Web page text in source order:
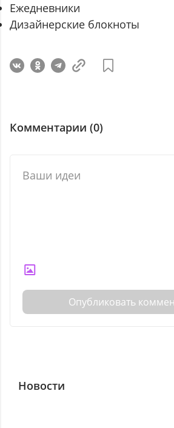
Ежедневники
Дизайнерские блокноты
Комментарии (0)
Опубликовать
Новости